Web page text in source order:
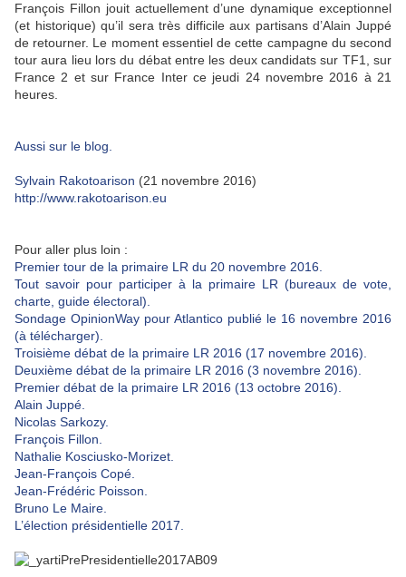
François Fillon jouit actuellement d’une dynamique exceptionnel
(et historique) qu’il sera très difficile aux partisans d’Alain Juppé
de retourner. Le moment essentiel de cette campagne du second
tour aura lieu lors du débat entre les deux candidats sur TF1, sur
France 2 et sur France Inter ce jeudi 24 novembre 2016 à 21
heures.
Aussi sur le blog.
Sylvain Rakotoarison (21 novembre 2016)
http://www.rakotoarison.eu
Pour aller plus loin :
Premier tour de la primaire LR du 20 novembre 2016.
Tout savoir pour participer à la primaire LR (bureaux de vote,
charte, guide électoral).
Sondage OpinionWay pour Atlantico publié le 16 novembre 2016
(à télécharger).
Troisième débat de la primaire LR 2016 (17 novembre 2016).
Deuxième débat de la primaire LR 2016 (3 novembre 2016).
Premier débat de la primaire LR 2016 (13 octobre 2016).
Alain Juppé.
Nicolas Sarkozy.
François Fillon.
Nathalie Kosciusko-Morizet.
Jean-François Copé.
Jean-Frédéric Poisson.
Bruno Le Maire.
L’élection présidentielle 2017.